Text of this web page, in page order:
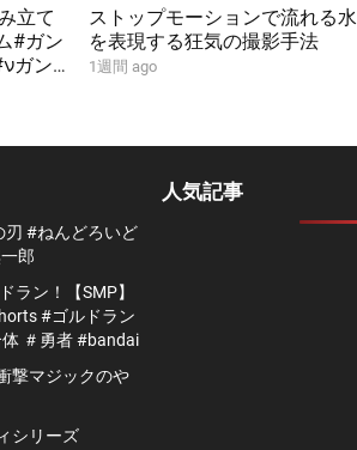
立て
#ガン
ガン
ストップモーションで流れる水
を表現する狂気の撮影手法
1週間 ago
刃 #ねんどろいど
郎
ラン！【SMP】
#ゴルドラン
＃勇者 #bandai
撃マジックのや
シリーズ
人気記事